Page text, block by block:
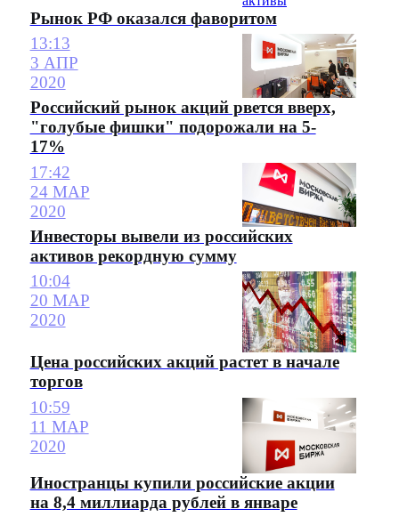
Рынок РФ оказался фаворитом
13:13
3 АПР
2020
Российский рынок акций рвется вверх,
"голубые фишки" подорожали на 5-
17%
17:42
24 МАР
2020
Инвесторы вывели из российских
активов рекордную сумму
10:04
20 МАР
2020
Цена российских акций растет в начале
торгов
10:59
11 МАР
2020
Иностранцы купили российские акции
на 8,4 миллиарда рублей в январе